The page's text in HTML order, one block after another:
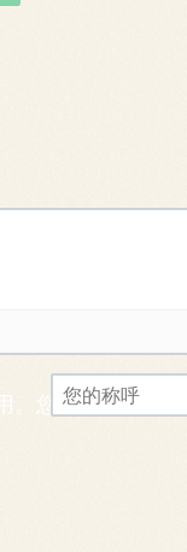
。您的评论可能